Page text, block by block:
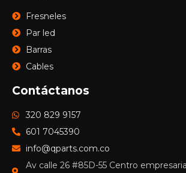
Fresneles
Par led
Barras
Cables
Contáctanos
320 829 9157
601 7045390
info@qparts.com.co
Av calle 26 #85D-55 Centro